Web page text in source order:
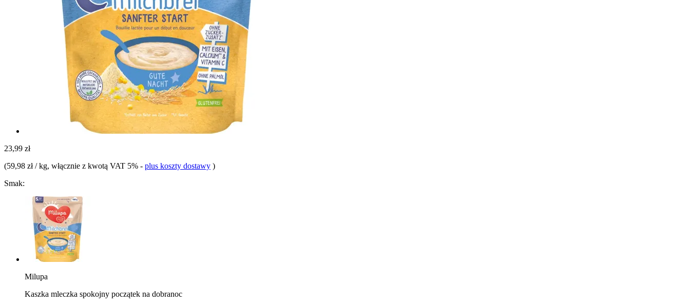
23,99 zł
(59,98 zł / kg, włącznie z kwotą VAT 5% - plus koszty dostawy )
Smak:
Milupa
Kaszka mleczka spokojny początek na dobranoc